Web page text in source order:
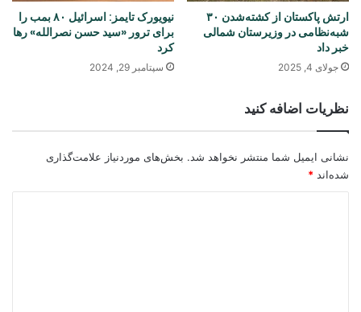
ارتش پاکستان از کشته‌شدن ۳۰
شبه‌نظامی در وزیرستان شمالی
خبر داد
جولای 4, 2025
نیویورک‌ تایمز: اسرائیل ۸۰ بمب را
برای ترور «سید حسن نصرالله» رها
کرد
سپتامبر 29, 2024
نظریات اضافه کنید
نشانی ایمیل شما منتشر نخواهد شد. بخش‌های موردنیاز علامت‌گذاری
شده‌اند *